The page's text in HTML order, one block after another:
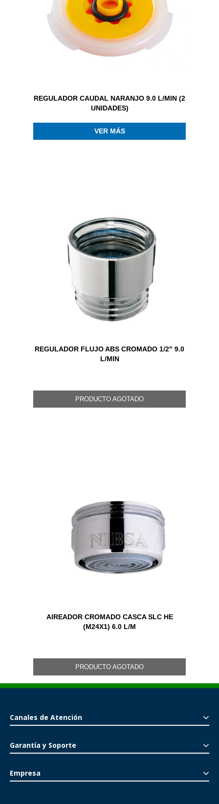
REGULADOR CAUDAL NARANJO 9.0 L/MIN (2
UNIDADES)
VER MÁS
REGULADOR FLUJO ABS CROMADO 1/2" 9.0
L/MIN
PRODUCTO AGOTADO
AIREADOR CROMADO CASCA SLC HE
(M24X1) 6.0 L/M
PRODUCTO AGOTADO
Canales de Atención
Garantía y Soporte
Empresa